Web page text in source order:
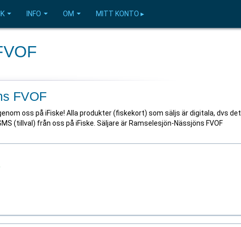
INFO OM MITT KONTO ▸
FVOF
oss på iFiske! Alla produkter (fiskekort) som säljs är digitala, dvs det
(tillval) från oss på iFiske. Säljare är Ramselesjön-Nässjöns FVOF